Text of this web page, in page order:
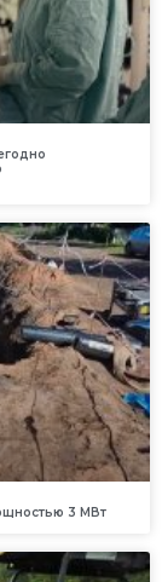
3 МВт